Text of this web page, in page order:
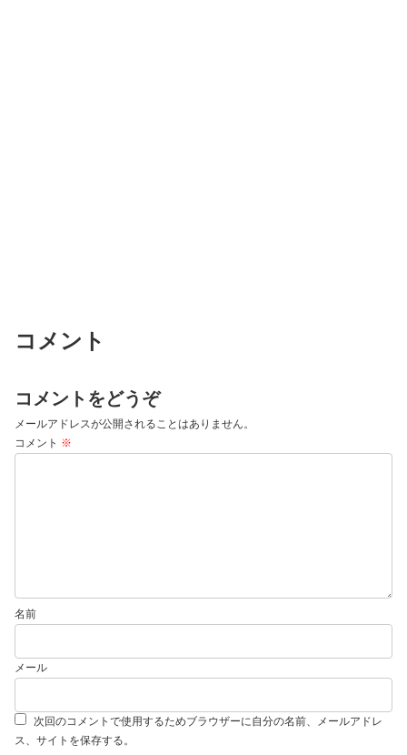
コメント
コメントをどうぞ
メールアドレスが公開されることはありません。
コメント ※
名前
メール
次回のコメントで使用するためブラウザーに自分の名前、メールアドレ
ス、サイトを保存する。